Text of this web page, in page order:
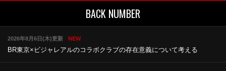
BACK NUMBER
2026年8月6日(木)更新 NEW
BR東京×ビジャレアルのコラボクラブの存在意義について考える